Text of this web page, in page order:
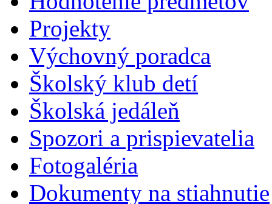
Projekty
Výchovný poradca
Školský klub detí
Školská jedáleň
Spozori a prispievatelia
Fotogaléria
Dokumenty na stiahnutie